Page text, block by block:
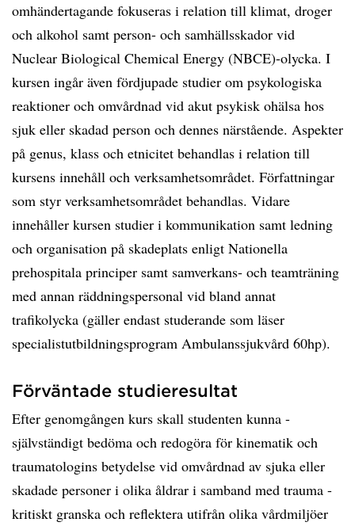
omhändertagande fokuseras i relation till klimat, droger
och alkohol samt person- och samhällsskador vid
Nuclear Biological Chemical Energy (NBCE)-olycka. I
kursen ingår även fördjupade studier om psykologiska
reaktioner och omvårdnad vid akut psykisk ohälsa hos
sjuk eller skadad person och dennes närstående. Aspekter
på genus, klass och etnicitet behandlas i relation till
kursens innehåll och verksamhetsområdet. Författningar
som styr verksamhetsområdet behandlas. Vidare
innehåller kursen studier i kommunikation samt ledning
och organisation på skadeplats enligt Nationella
prehospitala principer samt samverkans- och teamträning
med annan räddningspersonal vid bland annat
trafikolycka (gäller endast studerande som läser
specialistutbildningsprogram Ambulanssjukvård 60hp).
Förväntade studieresultat
Efter genomgången kurs skall studenten kunna -
självständigt bedöma och redogöra för kinematik och
traumatologins betydelse vid omvårdnad av sjuka eller
skadade personer i olika åldrar i samband med trauma -
kritiskt granska och reflektera utifrån olika vårdmiljöer